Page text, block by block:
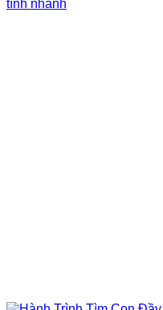
tính nhanh